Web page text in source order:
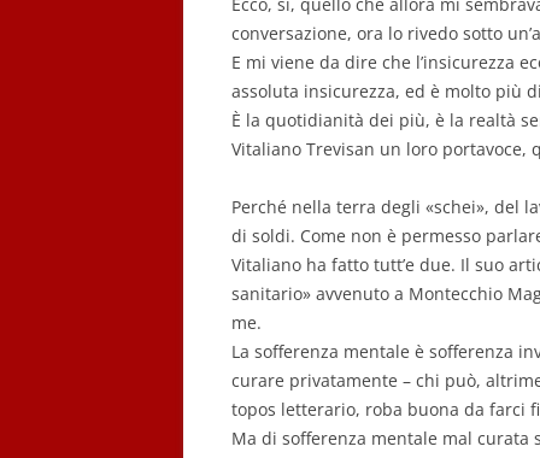
conversazione, ora lo rivedo sotto
E mi viene da dire che l’insicurezza
assoluta insicurezza, ed è molto più
È la quotidianità dei più, è la realtà
Vitaliano Trevisan un loro portavoce,
Perché nella terra degli «schei», del
di soldi. Come non è permesso
Vitaliano ha fatto tutt’e due. Il suo
sanitario» avvenuto a Montecchio
me.
La sofferenza mentale è sofferenza
curare privatamente – chi può,
topos letterario, roba buona da farci
Ma di sofferenza mentale mal